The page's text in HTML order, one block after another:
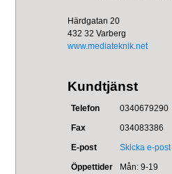
Härdgatan 20
432 32 Varberg
www.mediateknik.net
Kundtjänst
Telefon
0340679290
Fax
034083386
E-post
Skicka e-post
Öppettider
Mån: 9-19